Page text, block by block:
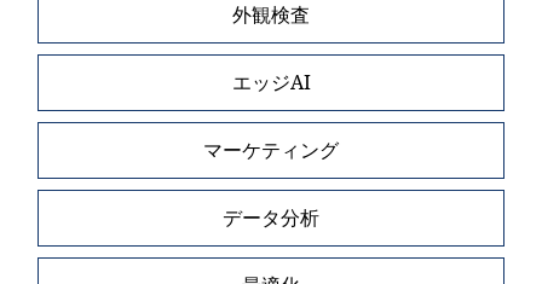
外観検査
エッジAI
マーケティング
データ分析